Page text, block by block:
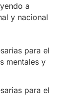
a
y nacional
para el
mentales y
para el